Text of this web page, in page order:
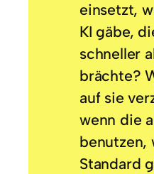
einsetzt,
KI gäbe,
schneller
brächte?
auf sie
wenn die
benutzen,
Standard